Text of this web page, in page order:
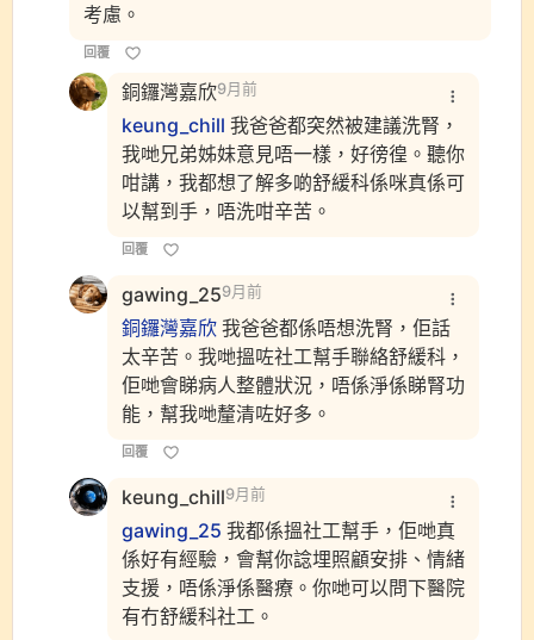
考慮。
回覆
銅鑼灣嘉欣9月前
keung_chill 我爸爸都突然被建議洗腎，
我哋兄弟姊妹意見唔一樣，好徬徨。聽你
咁講，我都想了解多啲舒緩科係咪真係可
以幫到手，唔洗咁辛苦。
回覆
gawing_259月前
銅鑼灣嘉欣 我爸爸都係唔想洗腎，佢話
太辛苦。我哋搵咗社工幫手聯絡舒緩科，
佢哋會睇病人整體狀況，唔係淨係睇腎功
能，幫我哋釐清咗好多。
回覆
keung_chill9月前
gawing_25 我都係搵社工幫手，佢哋真
係好有經驗，會幫你諗埋照顧安排、情緒
支援，唔係淨係醫療。你哋可以問下醫院
有冇舒緩科社工。